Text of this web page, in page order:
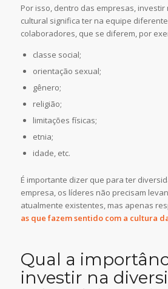
Por isso, dentro das empresas,
cultural significa ter na equipe
colaboradores, que se diferem, por
classe social;
orientação sexual;
gênero;
religião;
limitações físicas;
etnia;
idade, etc.
É importante dizer que para ter
empresa, os líderes não precisam
atualmente existentes, mas apenas
as que fazem sentido com a cultura
Qual a
investir na